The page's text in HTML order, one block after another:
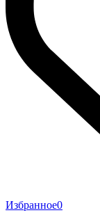
Избранное0